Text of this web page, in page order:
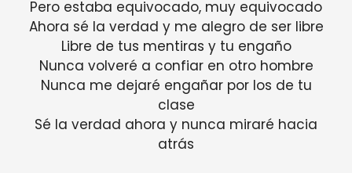
Pero estaba equivocado, muy equivocado
Ahora sé la verdad y me alegro de ser libre
Libre de tus mentiras y tu engaño
Nunca volveré a confiar en otro hombre
Nunca me dejaré engañar por los de tu
clase
Sé la verdad ahora y nunca miraré hacia
atrás